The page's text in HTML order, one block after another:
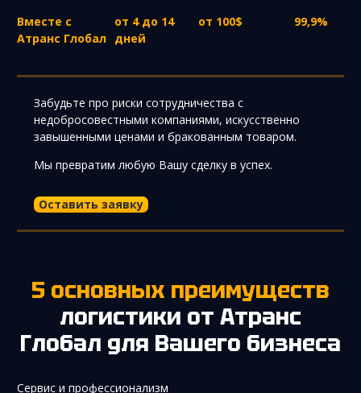
Вместе с
Атранс Глобал
от 4 до 14
дней
от 100$ 99,9%
Забудьте про риски сотрудничества с
недобросовестными компаниями, искусственно
завышенными ценами и бракованным товаром.
Мы превратим любую Вашу сделку в успех.
Оставить заявку
5 основных преимуществ
логистики от Атранс
Глобал для Вашего бизнеса
Сервис и профессионализм